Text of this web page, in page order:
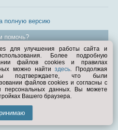
полную версию
помочь?
1998—2026
для улучшения работы сайта и
Более подробную
файлов cookies и правилах
можно найтиздесь. Продолжая
подтверждаете, что были
файлов cookies и согласны с
персональных данных. Вы можете
Вашего браузера.